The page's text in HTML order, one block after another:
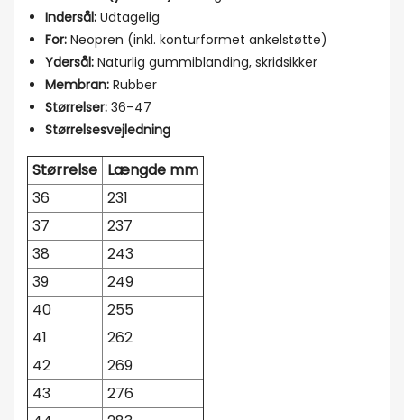
Indersål: Udtagelig
For: Neopren (inkl. konturformet ankelstøtte)
Ydersål: Naturlig gummiblanding, skridsikker
Membran: Rubber
Størrelser: 36–47
Størrelsesvejledning
Størrelse Længde mm
36
231
37
237
38
243
39
249
40
255
41
262
42
269
43
276